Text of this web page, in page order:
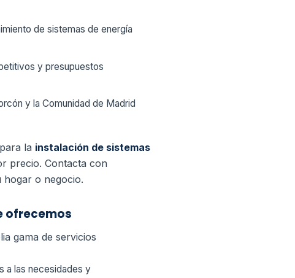
de sistemas de energía
y presupuestos
y la Comunidad de Madrid
la instalación de sistemas
precio. Contacta con
o negocio.
ofrecemos
gama de servicios
a las necesidades y